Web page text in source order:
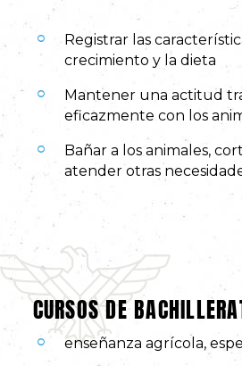
Registrar las
crecimiento y la dieta
Mantener una actitud
eficazmente con los
Bañar a los animales,
atender otras
CURSOS DE
enseñanza agrícola,